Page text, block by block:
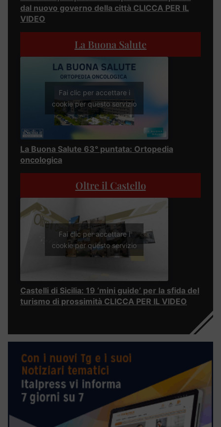
dal nuovo governo della città CLICCA PER IL
VIDEO
La Buona Salute
Fai clic per accettare i
cookie per questo servizio
La Buona Salute 63° puntata: Ortopedia
oncologica
Oltre il Castello
Fai clic per accettare i
cookie per questo servizio
Castelli di Sicilia: 19 ‘mini guide’ per la sfida del
turismo di prossimità CLICCA PER IL VIDEO